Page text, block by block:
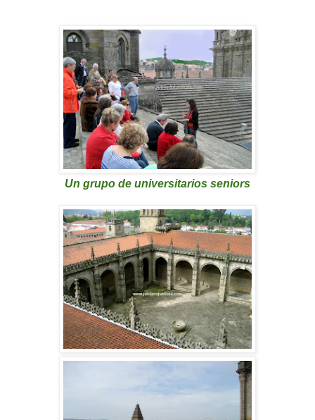
Un grupo de universitarios seniors